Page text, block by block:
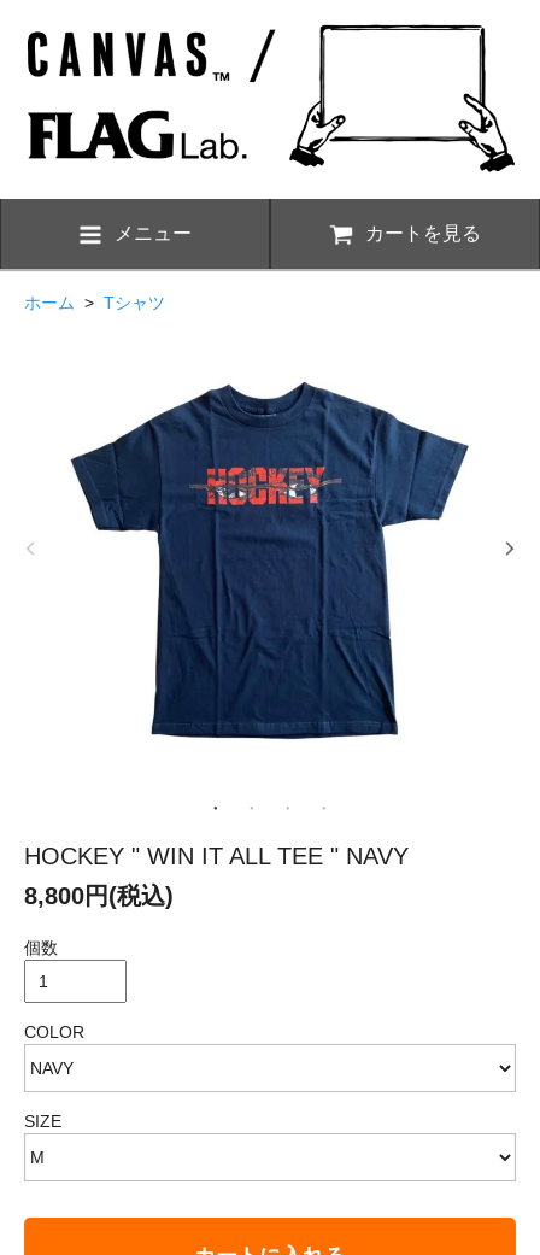
メニュー カートを見る
ホーム > Tシャツ
HOCKEY " WIN IT ALL TEE " NAVY
8,800円(税込)
個数
COLOR
SIZE